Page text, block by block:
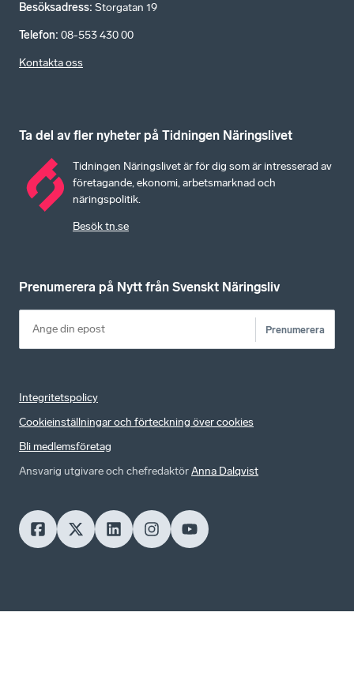
Besöksadress: Storgatan 19
Telefon: 08-553 430 00
Kontakta oss
Ta del av fler nyheter på Tidningen Näringslivet
Tidningen Näringslivet är för dig som är intresserad av
företagande, ekonomi, arbetsmarknad och
näringspolitik.
Besök tn.se
Prenumerera på Nytt från Svenskt Näringsliv
Prenumerera
Integritetspolicy
Cookieinställningar och förteckning över cookies
Bli medlemsföretag
Ansvarig utgivare och chefredaktörAnna Dalqvist